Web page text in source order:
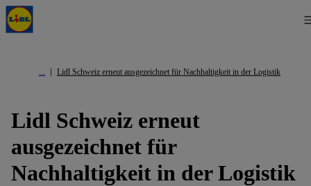
Lidl Schweiz erneut ausgezeichnet für Nachhaltigkeit in der Logistik
Lidl Schweiz erneut
ausgezeichnet für
Nachhaltigkeit in der Logistik